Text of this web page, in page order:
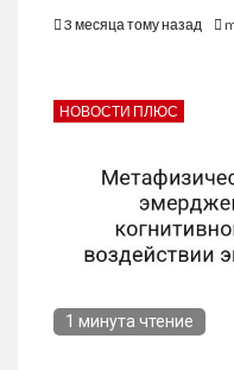
3 месяца тому назад
НОВОСТИ ПЛЮС
1 минута чтение